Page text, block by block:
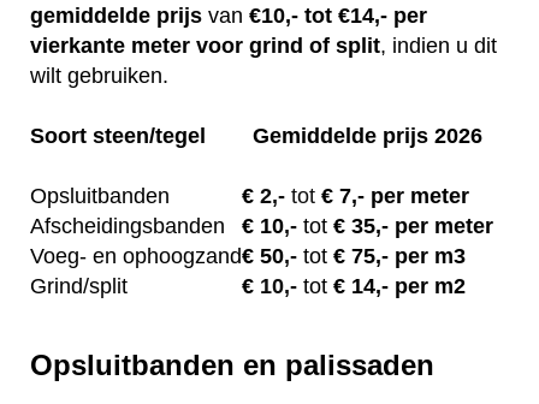
gemiddelde prijs van €10,- tot €14,- per
vierkante meter voor grind of split, indien u dit
wilt gebruiken.
Soort steen/tegel Gemiddelde prijs 2026
Opsluitbanden € 2,- tot € 7,- per meter
Afscheidingsbanden
€ 10,- tot € 35,- per meter
Voeg- en ophoogzand€ 50,- tot € 75,- per m3
Grind/split
€ 10,- tot € 14,- per m2
Opsluitbanden en palissaden